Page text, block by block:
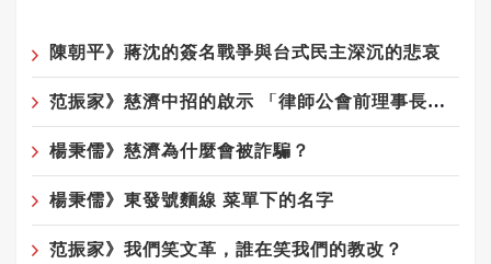
陳朝平》蔣沈的簽名戰爭與台式民主深沉的悲哀
范振家》慈濟中招的啟示 「律師公會前理事長」這種專業人士騙局更厲害
楊秉儒》慈濟為什麼會被詐騙？
楊秉儒》東發號麵線 菜單下的名字
范振家》我們笑文革，誰在笑我們的教改？